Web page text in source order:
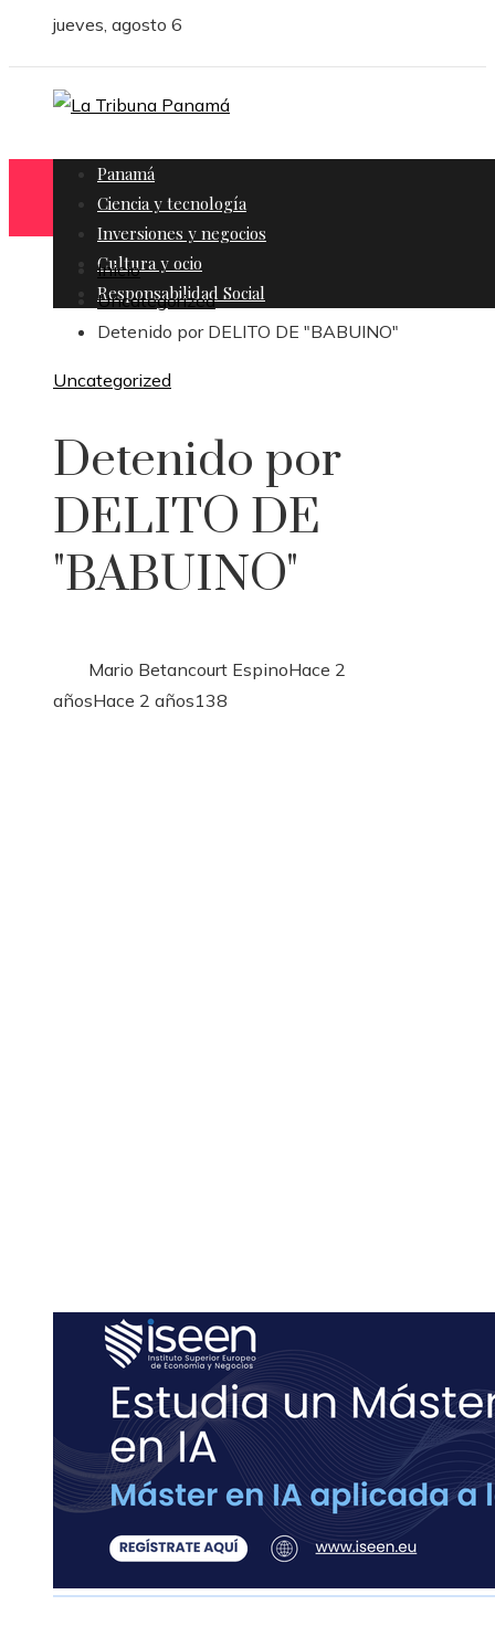
jueves, agosto 6
Panamá
Ciencia y tecnología
Inversiones y negocios
Cultura y ocio
Responsabilidad Social
Inicio
Uncategorized
Detenido por DELITO DE "BABUINO"
Uncategorized
Detenido por
DELITO DE
"BABUINO"
Mario Betancourt EspinoHace 2
añosHace 2 años138